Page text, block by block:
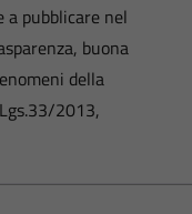
pubblicare nel
buona
della
2013,